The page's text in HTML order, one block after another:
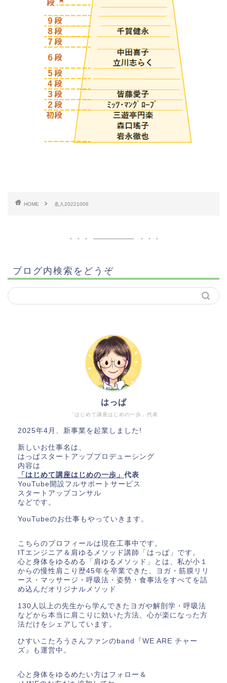
HOME 名人20221006
ブログ内検索をどうぞ
「はじめて講座はじめの一歩」代表
はっぱ
2025年4月、新事業を起業しました!
新しいお仕事名は、
はっぱスタートアッププロデューシング
内容は
「はじめて講座はじめの一歩」 代表
YouTube開設フルサポートサービス
スタートアップコンサル
などです。
YouTubeのお仕事もやっていきます。
こちらのプロフィールは現在工事中です。
ITエンジニア＆肩ゆるメソッド講師「はっぱ」です。
心と身体をゆるめる「肩ゆるメソッド」とは、私が小１
からの慢性肩こり歴45年を卒業できた、ヨガ・筋膜リリ
ース・マッサージ・呼吸法・姿勢・食事法をすべてを詰
め込んだオリジナルメソッド
130人以上の先生から学んできたヨガや解剖学・呼吸法
などから本当に肩こりに効いた方法、心が楽になった方
法だけをシェアしています。
ひすいこたろうさんファンのband『WE ARE チャー
ズ』も運営中。
心と身体をゆるめたい方はフォロー＆